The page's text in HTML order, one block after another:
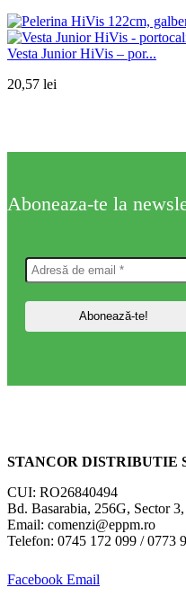
Vesta Junior HiVis – por...
20,57 lei
Aboneaza-te la
STANCOR DISTRIBUTIE
CUI: RO26840494
Bd. Basarabia, 256G, Sector
Email: comenzi@eppm.ro
Telefon: 0745 172 099 / 0773
Facebook Email